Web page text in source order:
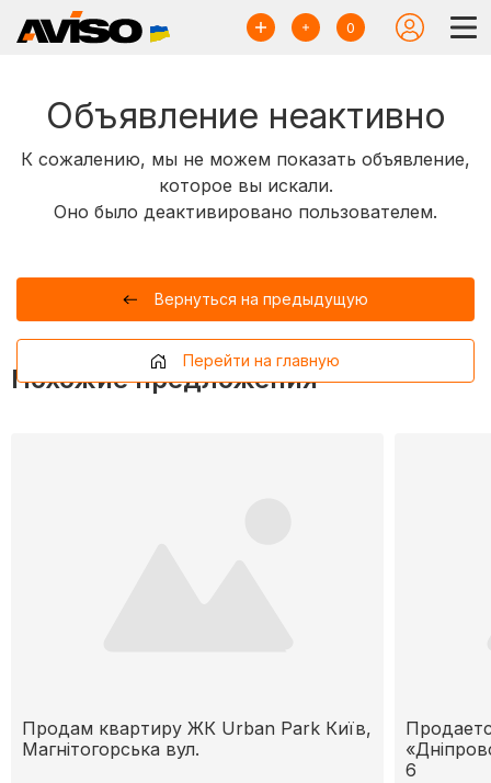
0
Объявление неактивно
К сожалению, мы не можем показать объявление,
которое вы искали.
Оно было деактивировано пользователем.
Вернуться на предыдущую
Перейти на главную
Похожие предложения
Продам квартиру ЖК Urban Park Київ,
Магнітогорська вул.
6